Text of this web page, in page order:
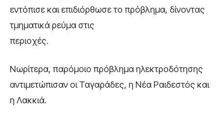
εντόπισε και επιδιόρθωσε το πρόβλημα, δίνοντας
τμηματικά ρεύμα στις
περιοχές.
Νωρίτερα, παρόμοιο πρόβλημα ηλεκτροδότησης
αντιμετώπισαν οι Ταγαράδες, η Νέα Ραιδεστός και
η Λακκιά.